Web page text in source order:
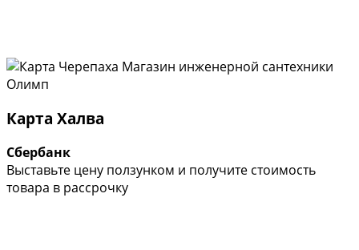
Карта Халва
Сбербанк
Выставьте цену ползунком и получите стоимость
товара в рассрочку